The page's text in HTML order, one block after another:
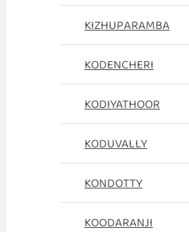
KIZHUPARAMBA
KODENCHERI
KODIYATHOOR
KODUVALLY
KONDOTTY
KOODARANJI